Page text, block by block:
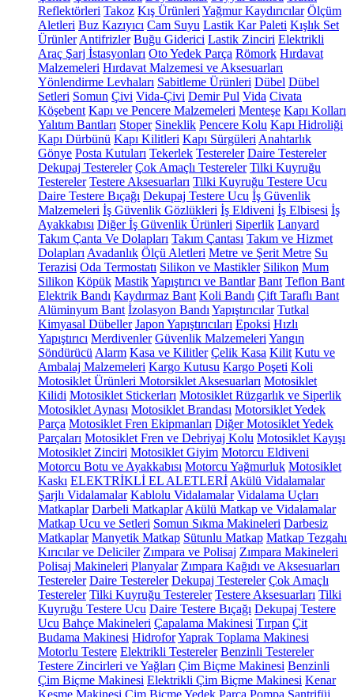
Reflektörleri Takoz Kış Ürünleri Yağmur Kaydırıcılar Ölçüm
Aletleri Buz Kazıyıcı Cam Suyu Lastik Kar Paleti Kışlık Set
Ürünler Antifrizler Buğu Giderici Lastik Zinciri Elektrikli
Araç Şarj İstasyonları Oto Yedek Parça Römork Hırdavat
Malzemeleri Hırdavat Malzemesi ve Aksesuarları
Yönlendirme Levhaları Sabitleme Ürünleri Dübel Dübel
Setleri Somun Çivi Vida-Çivi Demir Pul Vida Civata
Köşebent Kapı ve Pencere Malzemeleri Menteşe Kapı Kolları
Yalıtım Bantları Stoper Sineklik Pencere Kolu Kapı Hidroliği
Kapı Dürbünü Kapı Kilitleri Kapı Sürgüleri Anahtarlık
Gönye Posta Kutuları Tekerlek Testereler Daire Testereler
Dekupaj Testereler Çok Amaçlı Testereler Tilki Kuyruğu
Testereler Testere Aksesuarları Tilki Kuyruğu Testere Ucu
Daire Testere Bıçağı Dekupaj Testere Ucu İş Güvenlik
Malzemeleri İş Güvenlik Gözlükleri İş Eldiveni İş Elbisesi İş
Ayakkabısı Diğer İş Güvenlik Ürünleri Siperlik Lanyard
Takım Çanta Ve Dolapları Takım Çantası Takım ve Hizmet
Dolapları Avadanlık Ölçü Aletleri Metre ve Şerit Metre Su
Terazisi Oda Termostatı Silikon ve Mastikler Silikon Mum
Silikon Köpük MastikYapıştırıcı ve Bantlar Bant Teflon Bant
Elektrik Bandı Kaydırmaz Bant Koli Bandı Çift Taraflı Bant
Alüminyum Bant İzolasyon Bandı Yapıştırıcılar Tutkal
Kimyasal Dübeller Japon Yapıştırıcıları Epoksi Hızlı
Yapıştırıcı Merdivenler Güvenlik Malzemeleri Yangın
Söndürücü Alarm Kasa ve Kilitler Çelik Kasa Kilit Kutu ve
Ambalaj Malzemeleri Kargo Kutusu Kargo Poşeti Koli
Motosiklet Ürünleri Motorsiklet Aksesuarları Motosiklet
Kilidi Motosiklet Stickerları Motosiklet Rüzgarlık ve Siperlik
Motosiklet Aynası Motosiklet Brandası Motorsiklet Yedek
Parça Motosiklet Fren Ekipmanları Diğer Motosiklet Yedek
Parçaları Motosiklet Fren ve Debriyaj Kolu Motosiklet Kayışı
Motosiklet Zinciri Motosiklet Giyim Motorcu Eldiveni
Motorcu Botu ve Ayakkabısı Motorcu Yağmurluk Motosiklet
Kaskı ELEKTRİKLİ EL ALETLERİ Akülü Vidalamalar
Şarjlı Vidalamalar Kablolu Vidalamalar Vidalama Uçları
Matkaplar Darbeli Matkaplar Akülü Matkap ve Vidalamalar
Matkap Ucu ve Setleri Somun Sıkma Makineleri Darbesiz
Matkaplar Manyetik Matkap Sütunlu Matkap Matkap Tezgahı
Kırıcılar ve Deliciler Zımpara ve Polisaj Zımpara Makineleri
Polisaj Makineleri Planyalar Zımpara Kağıdı ve Aksesuarları
Testereler Daire Testereler Dekupaj Testereler Çok Amaçlı
Testereler Tilki Kuyruğu Testereler Testere Aksesuarları Tilki
Kuyruğu Testere Ucu Daire Testere Bıçağı Dekupaj Testere
Ucu Bahçe Makineleri Çapalama Makinesi Tırpan Çit
Budama Makinesi HidroforYaprak Toplama Makinesi
Motorlu Testere Elektrikli Testereler Benzinli Testereler
Testere Zincirleri ve Yağları Çim Biçme Makinesi Benzinli
Çim Biçme Makinesi Elektrikli Çim Biçme Makinesi Kenar
Kesme Makinesi Çim Biçme Yedek Parça Pompa Santrifüj